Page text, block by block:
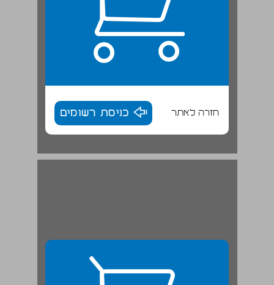
חזרה לאתר כניסת רשומים
פרק 1. מחקר אמון הציבור: חלק א ... 28